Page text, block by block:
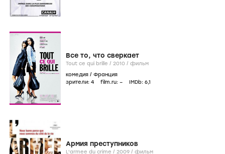
Все то, что сверкает
Tout ce qui brille / 2010 / фильм
комедия / Франция
зрители: 4 film.ru: – IMDb: 6,1
Армия преступников
L'armee du crime / 2009 / фильм